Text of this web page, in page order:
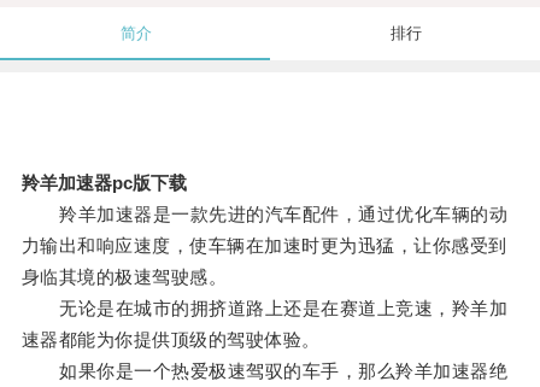
简介 排行
羚羊加速器pc版下载
羚羊加速器是一款先进的汽车配件，通过优化车辆的动
力输出和响应速度，使车辆在加速时更为迅猛，让你感受到
身临其境的极速驾驶感。
无论是在城市的拥挤道路上还是在赛道上竞速，羚羊加
速器都能为你提供顶级的驾驶体验。
如果你是一个热爱极速驾驭的车手，那么羚羊加速器绝